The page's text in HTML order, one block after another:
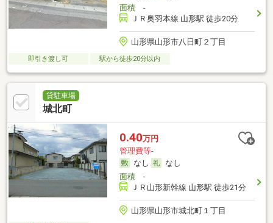
面積-
ＪＲ奥羽本線 山形駅 徒歩20分
山形県山形市八日町２丁目
即引き渡し可 駅から徒歩20分以内
貸駐車場
城北町
0.40万円
管理費等-
なし
なし
面積-
ＪＲ山形新幹線 山形駅 徒歩21分
山形県山形市城北町１丁目